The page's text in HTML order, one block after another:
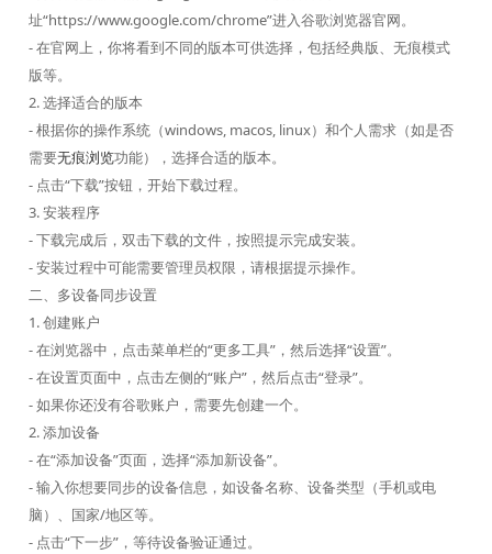
址“https://www.google.com/chrome”进入谷歌浏览器官网。
- 在官网上，你将看到不同的版本可供选择，包括经典版、无痕模式
版等。
2. 选择适合的版本
- 根据你的操作系统（windows, macos, linux）和个人需求（如是否
需要无痕浏览功能），选择合适的版本。
- 点击“下载”按钮，开始下载过程。
3. 安装程序
- 下载完成后，双击下载的文件，按照提示完成安装。
- 安装过程中可能需要管理员权限，请根据提示操作。
二、多设备同步设置
1. 创建账户
- 在浏览器中，点击菜单栏的“更多工具”，然后选择“设置”。
- 在设置页面中，点击左侧的“账户”，然后点击“登录”。
- 如果你还没有谷歌账户，需要先创建一个。
2. 添加设备
- 在“添加设备”页面，选择“添加新设备”。
- 输入你想要同步的设备信息，如设备名称、设备类型（手机或电
脑）、国家/地区等。
- 点击“下一步”，等待设备验证通过。